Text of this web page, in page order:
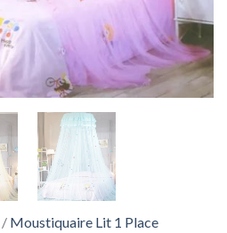
/ Moustiquaire Lit 1 Place